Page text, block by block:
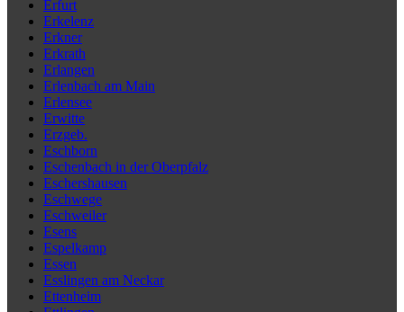
Erfurt
Erkelenz
Erkner
Erkrath
Erlangen
Erlenbach am Main
Erlensee
Erwitte
Erzgeb.
Eschborn
Eschenbach in der Oberpfalz
Eschershausen
Eschwege
Eschweiler
Esens
Espelkamp
Essen
Esslingen am Neckar
Ettenheim